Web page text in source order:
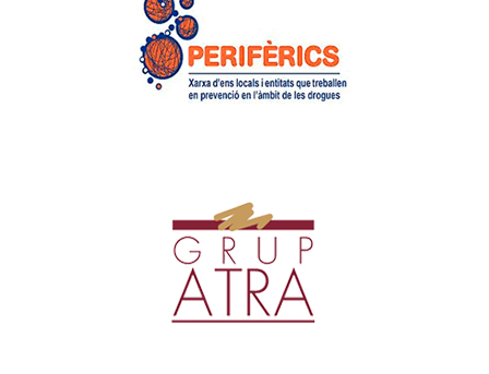
Xarxa d’ens locals i entitats
que treballen en prevenció
en l’àmbit de les drogues
Xarxa Perifèrics
Grup Atra